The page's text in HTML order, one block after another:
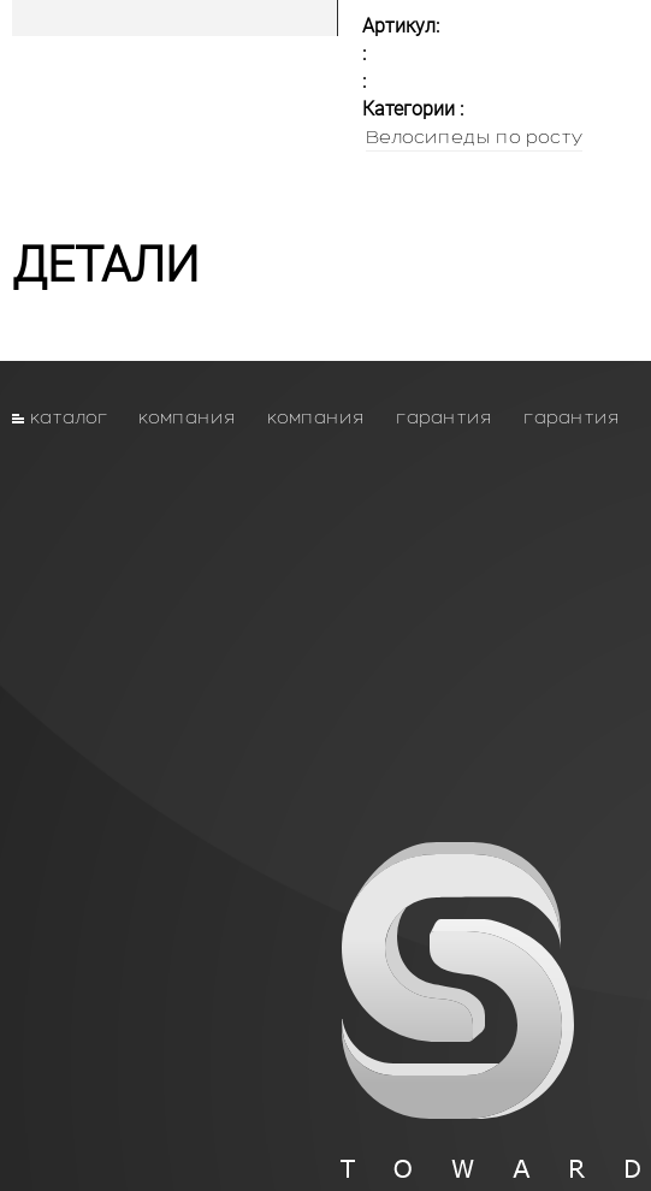
Артикул:
:
:
Категории :
Велосипеды по росту
ДЕТАЛИ
каталог компания компания гарантия гарантия